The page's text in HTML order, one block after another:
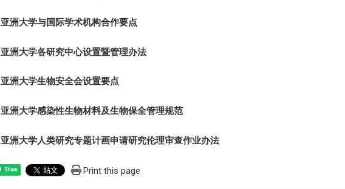
亚洲大学与国际学术机构合作要点
亚洲大学各研究中心设置暨管理办法
亚洲大学生物安全会设置要点
亚洲大学感染性生物材料及生物保全管理规范
亚洲大学人类研究专题计画申请研究伦理审查作业办法
Share Print this page